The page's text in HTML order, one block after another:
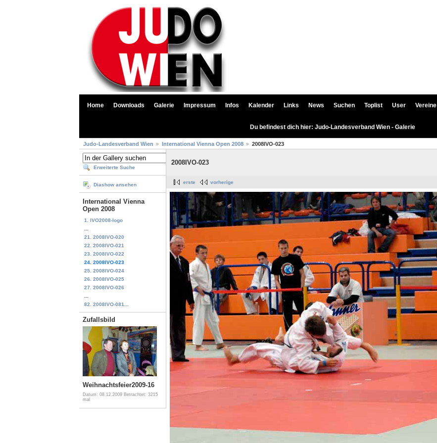
Home Downloads Galerie Impressum Infos Kalender Links News Suchen Toplist User Vereine
Du befindest dich hier: Judo-Landesverband Wien - Galerie
Judo-Landesverband Wien International Vienna Open 2008 2008IVO-023
Erweiterte Suche
Diashow ansehen
International Vienna
Open 2008
1. IVO2008-logo
21. 2008IVO-020
22. 2008IVO-021
23. 2008IVO-022
24. 2008IVO-023
25. 2008IVO-024
26. 2008IVO-025
27. 2008IVO-026
82. 2008IVO-081...
Zufallsbild
Weihnachtsfeier2009-16
Datum: 08.12.2009 Betrachtet: 3215
mal
2008IVO-023
erste vorherige